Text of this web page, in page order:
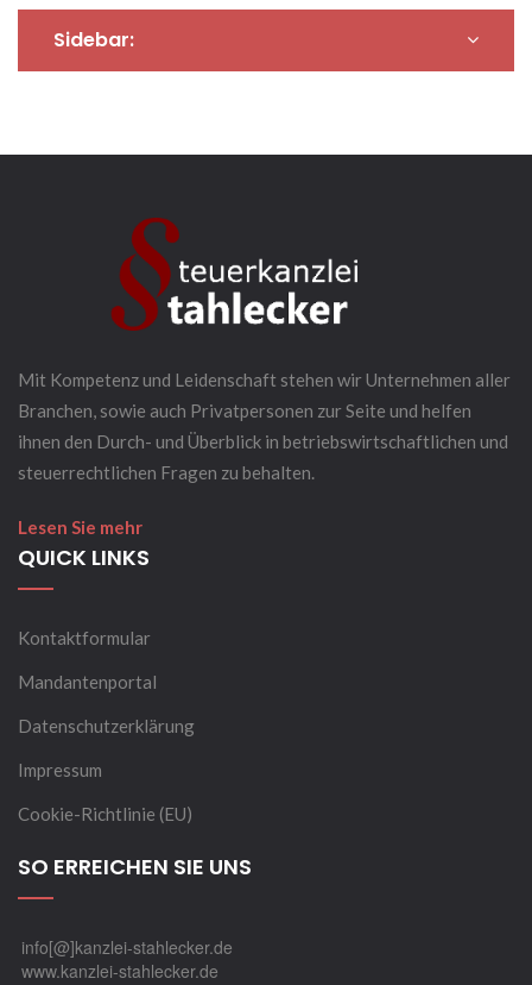
Sidebar:
Mit Kompetenz und Leidenschaft stehen wir Unternehmen aller
Branchen, sowie auch Privatpersonen zur Seite und helfen
ihnen den Durch- und Überblick in betriebswirtschaftlichen und
steuerrechtlichen Fragen zu behalten.
Lesen Sie mehr
QUICK LINKS
Kontaktformular
Mandantenportal
Datenschutzerklärung
Impressum
Cookie-Richtlinie (EU)
SO ERREICHEN SIE UNS
info[@]kanzlei-stahlecker.de
www.kanzlei-stahlecker.de